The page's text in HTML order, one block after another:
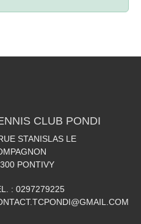
CLUB PONDI
STANISLAS LE
PONTIVY
: 0297279225